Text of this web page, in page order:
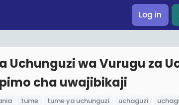
Log in
wa Vurugu za
cha uwajibikaji
tume tume ya uchunguzi uchaguzi